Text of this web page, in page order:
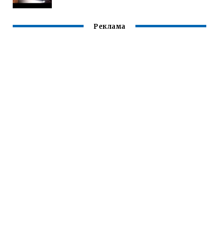
Реклама